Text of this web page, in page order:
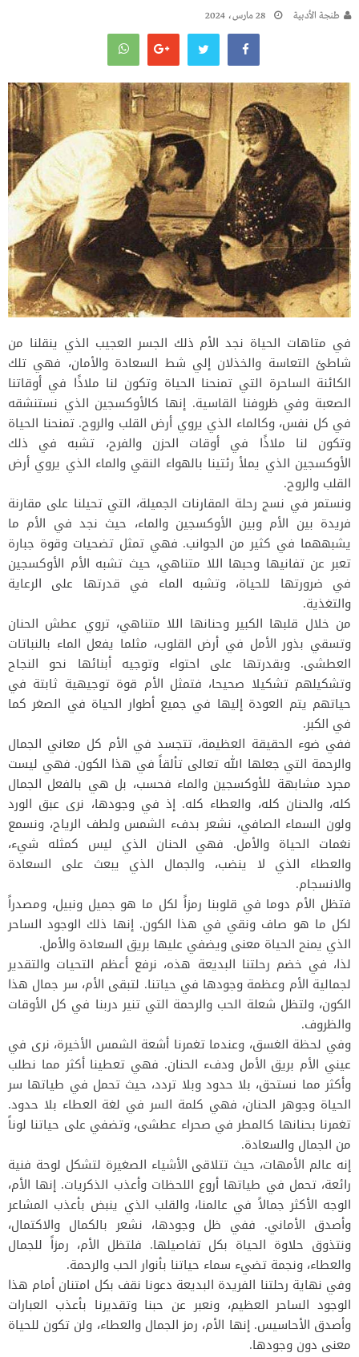
طنجة الأدبية 28 مارس، 2024
في متاهات الحياة نجد الأم ذلك الجسر العجيب الذي ينقلنا من
شاطئ التعاسة والخذلان إلي شط السعادة والأمان، فهي تلك
الكائنة الساحرة التي تمنحنا الحياة وتكون لنا ملاذًا في أوقاتنا
الصعبة وفي ظروفنا القاسية. إنها كالأوكسجين الذي نستنشقه
في كل نفس، وكالماء الذي يروي أرض القلب والروح. تمنحنا الحياة
وتكون لنا ملاذًا في أوقات الحزن والفرح، تشبه في ذلك
الأوكسجين الذي يملأ رئتينا بالهواء النقي والماء الذي يروي أرض
القلب والروح.
ونستمر في نسج رحلة المقارنات الجميلة، التي تحيلنا على مقارنة
فريدة بين الأم وبين الأوكسجين والماء، حيث نجد في الأم ما
يشبههما في كثير من الجوانب. فهي تمثل تضحيات وقوة جبارة
تعبر عن تفانيها وحبها اللا متناهي، حيث تشبه الأم الأوكسجين
في ضرورتها للحياة، وتشبه الماء في قدرتها على الرعاية
والتغذية.
من خلال قلبها الكبير وحنانها اللا متناهي، تروي عطش الحنان
وتسقي بذور الأمل في أرض القلوب، مثلما يفعل الماء بالنباتات
العطشى. وبقدرتها على احتواء وتوجيه أبنائها نحو النجاح
وتشكيلهم تشكيلا صحيحا، فتمثل الأم قوة توجيهية ثابتة في
حياتهم يتم العودة إليها في جميع أطوار الحياة في الصغر كما
في الكبر.
ففي ضوء الحقيقة العظيمة، تتجسد في الأم كل معاني الجمال
والرحمة التي جعلها الله تعالى تألقاً في هذا الكون. فهي ليست
مجرد مشابهة للأوكسجين والماء فحسب، بل هي بالفعل الجمال
كله، والحنان كله، والعطاء كله. إذ في وجودها، نرى عبق الورد
ولون السماء الصافي، نشعر بدفء الشمس ولطف الرياح، ونسمع
نغمات الحياة والأمل. فهي الحنان الذي ليس كمثله شيء،
والعطاء الذي لا ينضب، والجمال الذي يبعث على السعادة
والانسجام.
فتظل الأم دوما في قلوبنا رمزاً لكل ما هو جميل ونبيل، ومصدراً
لكل ما هو صاف ونقي في هذا الكون. إنها ذلك الوجود الساحر
الذي يمنح الحياة معنى ويضفي عليها بريق السعادة والأمل.
لذا، في خضم رحلتنا البديعة هذه، نرفع أعظم التحيات والتقدير
لجمالية الأم وعظمة وجودها في حياتنا. لتبقى الأم، سر جمال هذا
الكون، ولتظل شعلة الحب والرحمة التي تنير دربنا في كل الأوقات
والظروف.
وفي لحظة الغسق، وعندما تغمرنا أشعة الشمس الأخيرة، نرى في
عيني الأم بريق الأمل ودفء الحنان. فهي تعطينا أكثر مما نطلب
وأكثر مما نستحق، بلا حدود وبلا تردد، حيث تحمل في طياتها سر
الحياة وجوهر الحنان، فهي كلمة السر في لغة العطاء بلا حدود.
تغمرنا بحنانها كالمطر في صحراء عطشى، وتضفي على حياتنا لوناً
من الجمال والسعادة.
إنه عالم الأمهات، حيث تتلاقى الأشياء الصغيرة لتشكل لوحة فنية
رائعة، تحمل في طياتها أروع اللحظات وأعذب الذكريات. إنها الأم،
الوجه الأكثر جمالاً في عالمنا، والقلب الذي ينبض بأعذب المشاعر
وأصدق الأماني. ففي ظل وجودها، نشعر بالكمال والاكتمال،
ونتذوق حلاوة الحياة بكل تفاصيلها. فلتظل الأم، رمزاً للجمال
والعطاء، ونجمة تضيء سماء حياتنا بأنوار الحب والرحمة.
وفي نهاية رحلتنا الفريدة البديعة دعونا نقف بكل امتنان أمام هذا
الوجود الساحر العظيم، ونعبر عن حبنا وتقديرنا بأعذب العبارات
وأصدق الأحاسيس. إنها الأم، رمز الجمال والعطاء، ولن تكون للحياة
معنى دون وجودها.